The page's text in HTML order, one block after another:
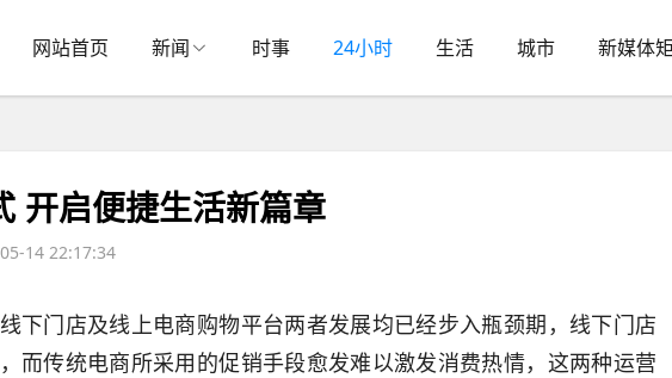
网站首页 新闻 时事 24小时 生活 城市 新媒体
开启便捷生活新篇章
14 22:17:34
下门店及线上电商购物平台两者发展均已经步入瓶颈期，线下门店
而传统电商所采用的促销手段愈发难以激发消费热情，这两种运营